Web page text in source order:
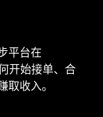
平台在
开始接单、合
收入。